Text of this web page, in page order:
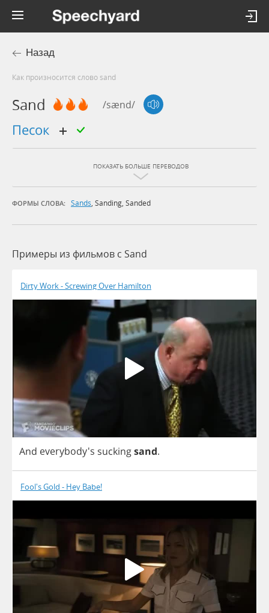
Назад
Как произносится слово sand
Sand /sænd/
песок
ПОКАЗАТЬ БОЛЬШЕ ПЕРЕВОДОВ
ФОРМЫ СЛОВА: Sands, Sanding, Sanded
Примеры из фильмов c Sand
Dirty Work - Screwing Over Hamilton
And everybody's suckingsand.
Fool's Gold - Hey Babe!